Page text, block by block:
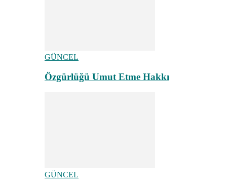
GÜNCEL
Özgürlüğü Umut Etme Hakkı
GÜNCEL